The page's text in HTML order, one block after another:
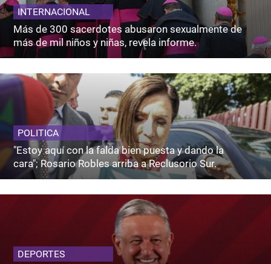
INTERNACIONAL
Más de 300 sacerdotes abusaron sexualmente de
más de mil niños y niñas, revela informe.
POLITICA
"Estoy aquí con la falda bien puesta y dando la
cara"; Rosario Robles arriba a Reclusorio Sur.
DEPORTES